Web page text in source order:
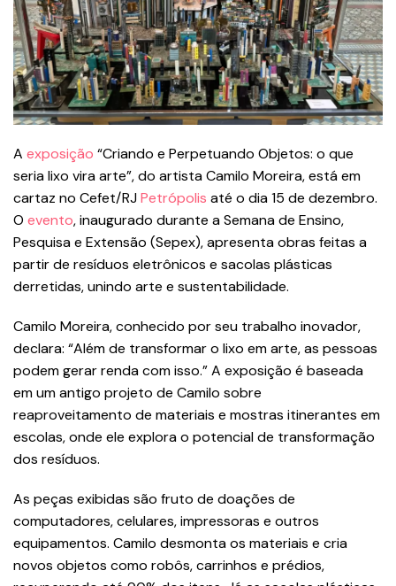
A exposição “Criando e Perpetuando Objetos: o que
seria lixo vira arte”, do artista Camilo Moreira, está em
cartaz no Cefet/RJPetrópolis até o dia 15 de dezembro.
O evento, inaugurado durante a Semana de Ensino,
Pesquisa e Extensão (Sepex), apresenta obras feitas a
partir de resíduos eletrônicos e sacolas plásticas
derretidas, unindo arte e sustentabilidade.
Camilo Moreira, conhecido por seu trabalho inovador,
declara: “Além de transformar o lixo em arte, as pessoas
podem gerar renda com isso.” A exposição é baseada
em um antigo projeto de Camilo sobre
reaproveitamento de materiais e mostras itinerantes em
escolas, onde ele explora o potencial de transformação
dos resíduos.
As peças exibidas são fruto de doações de
computadores, celulares, impressoras e outros
equipamentos. Camilo desmonta os materiais e cria
novos objetos como robôs, carrinhos e prédios,